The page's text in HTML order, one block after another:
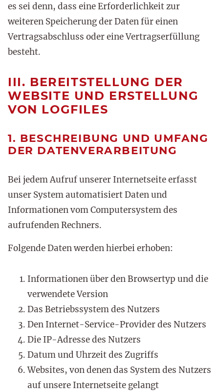
es sei denn, dass eine Erforderlichkeit zur
weiteren Speicherung der Daten für einen
Vertragsabschluss oder eine Vertragserfüllung
besteht.
III. BEREITSTELLUNG DER
WEBSITE UND ERSTELLUNG
VON LOGFILES
1. BESCHREIBUNG UND UMFANG
DER DATENVERARBEITUNG
Bei jedem Aufruf unserer Internetseite erfasst
unser System automatisiert Daten und
Informationen vom Computersystem des
aufrufenden Rechners.
Folgende Daten werden hierbei erhoben:
Informationen über den Browsertyp und die
verwendete Version
Das Betriebssystem des Nutzers
Den Internet-Service-Provider des Nutzers
Die IP-Adresse des Nutzers
Datum und Uhrzeit des Zugriffs
Websites, von denen das System des Nutzers
auf unsere Internetseite gelangt